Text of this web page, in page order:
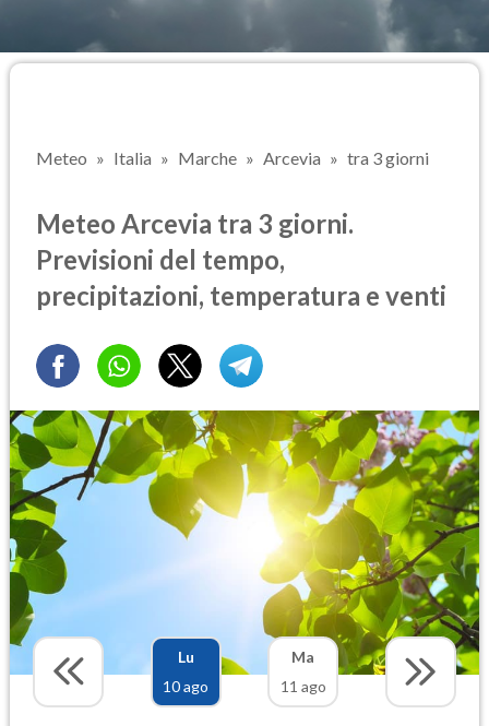
Meteo Italia Marche Arcevia tra 3 giorni
Meteo Arcevia tra 3 giorni.
Previsioni del tempo,
precipitazioni, temperatura e venti
Lu
10 ago
Ma
11 ago